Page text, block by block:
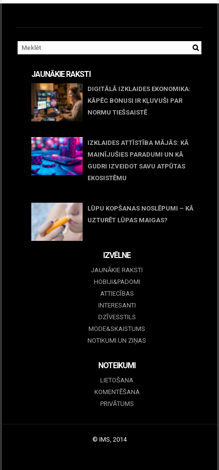
JAUNĀKIE RAKSTI
DIGITĀLĀ IZKLAIDES EKONOMIKA:
KĀPĒC BONUSI IR KĻUVUŠI PAR
NORMU TIEŠSAISTĒ
IZKLAIDES ATTĪSTĪBA MĀJĀS: KĀ
MAINĪJUŠIES PARADUMI UN KĀ
GUDRI IZVEIDOT SAVU ATPŪTAS
EKOSISTĒMU
LŪPU KOPŠANAS NOSLĒPUMI – KĀ
UZTURĒT LŪPAS MAIGAS?
IZVĒLNE
JAUNĀKIE RAKSTI
HOBIJI&PADOMI
ATTIECĪBAS
INTERESANTI
DZĪVESSTILS
MODE&SKAISTUMS
NOTIKUMI UN ZIŅAS
NOTEIKUMI
LIETOŠANA
KOMENTĒŠANA
PRIVĀTUMS
© IMS, 2014